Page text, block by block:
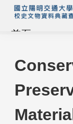
首頁
藏品查詢
校史館簡介
藏品清單全覽